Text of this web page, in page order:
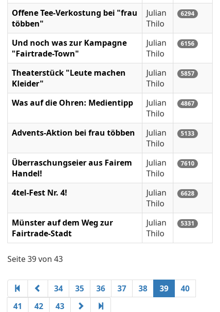
Offene Tee-Verkostung bei "frau
többen"
Julian
Thilo
6294
Und noch was zur Kampagne
"Fairtrade-Town"
Julian
Thilo
6156
Theaterstück "Leute machen
Kleider"
Julian
Thilo
5857
Was auf die Ohren: Medientipp
Julian
Thilo
4867
Advents-Aktion bei frau többen
Julian
Thilo
5133
Überraschungseier aus Fairem
Handel!
Julian
Thilo
7610
4tel-Fest Nr. 4!
Julian
Thilo
6628
Münster auf dem Weg zur
Fairtrade-Stadt
Julian
Thilo
5331
Seite 39 von 43
34 35 36 37 38 39
40
41
42 43